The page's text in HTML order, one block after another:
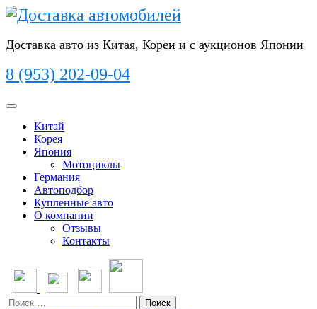
Перейти
Доставка авто из Китая, Кореи и с аукционов Японии
8 (953) 202-09-04
Кнопка
ОткрытьКитай
Корея
Япония
Мотоциклы
Германия
Автоподбор
Купленные авто
О компании
Отзывы
Контакты
Закрыть
Поиск